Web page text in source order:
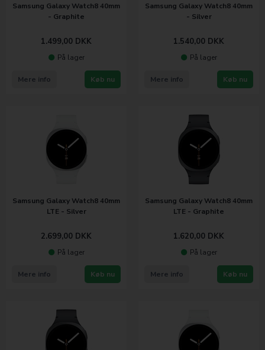
Samsung Galaxy Watch8 40mm
- Graphite
1.499,00 DKK
På lager
Køb nu
Mere info
Samsung Galaxy Watch8 40mm
- Silver
1.540,00 DKK
På lager
Køb nu
Mere info
Samsung Galaxy Watch8 40mm
LTE - Silver
2.699,00 DKK
På lager
Køb nu
Mere info
Samsung Galaxy Watch8 40mm
LTE - Graphite
1.620,00 DKK
På lager
Køb nu
Mere info